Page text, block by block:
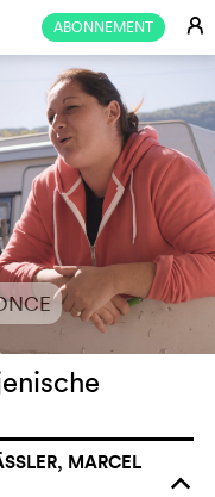
ABONNEMENT E
MARCEL
o